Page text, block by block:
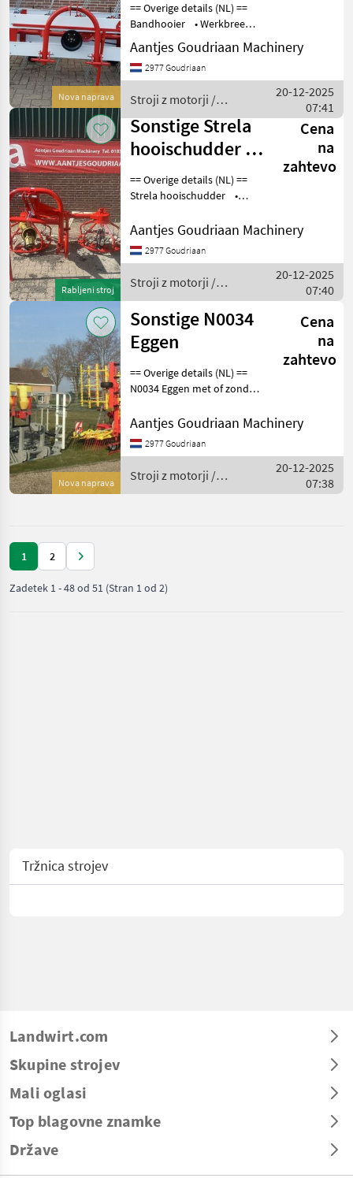
Nova naprava
== Overige details (NL) ==
Bandhooier • Werkbreedte
240cm • Aftakas
aangedreven •
Driepuntsaansluiting Staat:
Aantjes Goudriaan Machinery
2977 Goudriaan
Stroji z motorji /
Sonstige
20-12-2025
07:41
Rabljeni stroj
Sonstige Strela
hooischudder -
Gebruikt
Cena
na
zahtevo
== Overige details (NL) ==
Strela hooischudder •
Compleet met zwadborden
achterop • Incl. aftakas •
Werkbreedte 2600 mm •
Aantjes Goudriaan Machinery
2977 Goudriaan
Stroji z motorji /
Sonstige
20-12-2025
07:40
Nova naprava
Sonstige N0034
Eggen
Cena
na
zahtevo
== Overige details (NL) ==
N0034 Eggen met of zonder
Stroji z motorji Tračni
obračalnik/ zgrabljalnik
Aantjes Goudriaan Machinery
2977 Goudriaan
Stroji z motorji /
Sonstige
20-12-2025
07:38
1 2
Zadetek 1-48od 51 (Stran 1 od 2)
Tržnica strojev
Landwirt.com
Skupine strojev
Mali oglasi
Top blagovne znamke
Države